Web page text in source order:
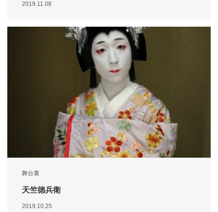
2019.11.08
舞台裏
天竺徳兵衛
2019.10.25